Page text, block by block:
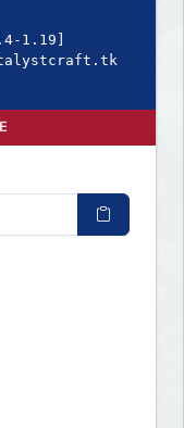
1.19]